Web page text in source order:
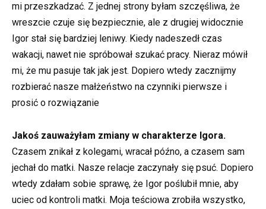
mi przeszkadzać. Z jednej strony byłam szczęśliwa, że
wreszcie czuje się bezpiecznie, ale z drugiej widocznie
Igor stał się bardziej leniwy. Kiedy nadeszedł czas
wakacji, nawet nie spróbował szukać pracy. Nieraz mówił
mi, że mu pasuje tak jak jest. Dopiero wtedy zacznijmy
rozbierać nasze małżeństwo na czynniki pierwsze i
prosić o rozwiązanie
Jakoś zauważyłam zmiany w charakterze Igora.
Czasem znikał z kolegami, wracał późno, a czasem sam
jechał do matki. Nasze relacje zaczynały się psuć. Dopiero
wtedy zdałam sobie sprawę, że Igor poślubił mnie, aby
uciec od kontroli matki. Moja teściowa zrobiła wszystko,